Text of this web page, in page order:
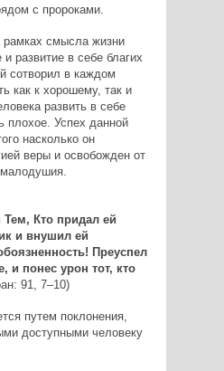
с пророками.
рамках смысла жизни
развитие в себе благих
сотворил в каждом
как к хорошему, так и
развить в себе
плохое. Успех данной
насколько он
веры и освобожден от
Кто придал ей
и внушил ей
Преуспел
и понес урон тот, кто
91, 7–10)
путем поклонения,
доступными человеку